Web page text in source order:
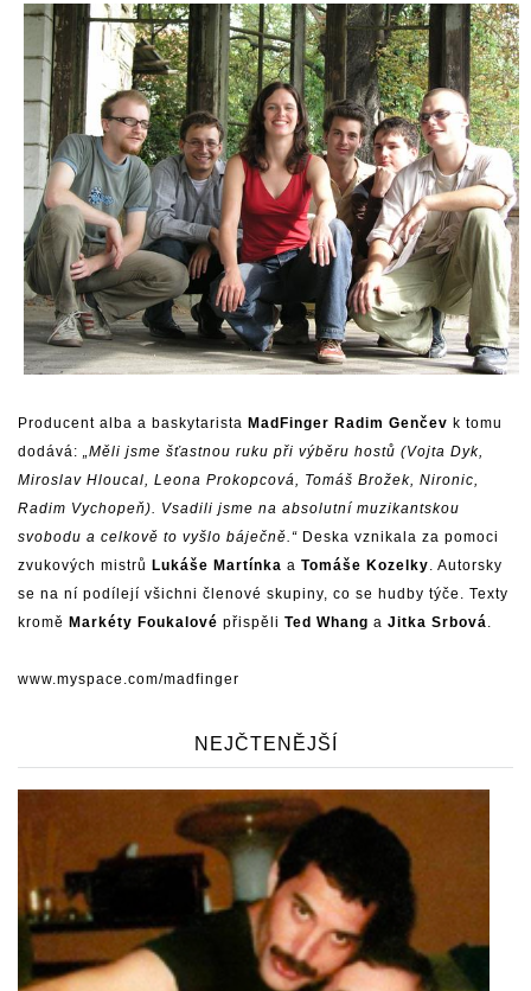
Producent alba a baskytarista MadFinger Radim Genčev k tomu
dodává: „Měli jsme šťastnou ruku při výběru hostů (Vojta Dyk,
Miroslav Hloucal, Leona Prokopcová, Tomáš Brožek, Nironic,
Radim Vychopeň). Vsadili jsme na absolutní muzikantskou
svobodu a celkově to vyšlo báječně.“ Deska vznikala za pomoci
zvukových mistrů Lukáše Martínka a Tomáše Kozelky. Autorsky
se na ní podílejí všichni členové skupiny, co se hudby týče. Texty
kromě Markéty Foukalové přispěli Ted Whang a Jitka Srbová.
www.myspace.com/madfinger
NEJČTENĚJŠÍ